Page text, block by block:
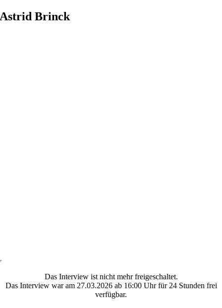
Zum
Inhalt
Astrid Brinck
Das Interview ist nicht mehr freigeschaltet.
Das Interview war am 27.03.2026 ab 16:00 Uhr für 24 Stunden frei
verfügbar.